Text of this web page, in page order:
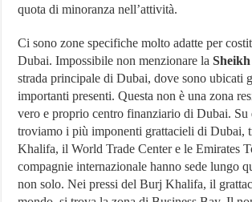
quota di minoranza nell’attività.
Ci sono zone specifiche molto adatte per
Dubai. Impossibile non menzionare la
strada principale di Dubai, dove sono ubicati
importanti presenti. Questa non è una zona
vero e proprio centro finanziario di Dubai. Su
troviamo i più imponenti grattacieli di Dubai,
Khalifa, il World Trade Center e le Emirates
compagnie internazionale hanno sede lungo
non solo. Nei pressi del Burj Khalifa, il